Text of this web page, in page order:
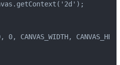
0, CANVAS_WIDTH,